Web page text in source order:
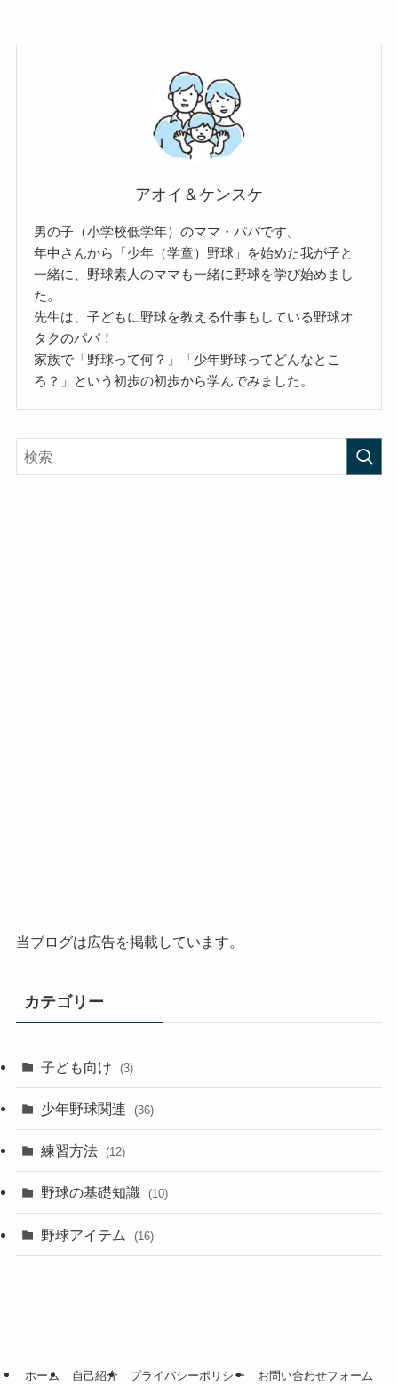
アオイ＆ケンスケ
男の子（小学校低学年）のママ・パパです。
年中さんから「少年（学童）野球」を始めた我が子と
一緒に、野球素人のママも一緒に野球を学び始めまし
た。
先生は、子どもに野球を教える仕事もしている野球オ
タクのパパ！
家族で「野球って何？」「少年野球ってどんなとこ
ろ？」という初歩の初歩から学んでみました。
当ブログは広告を掲載しています。
カテゴリー
子ども向け (3)
少年野球関連 (36)
練習方法 (12)
野球の基礎知識 (10)
野球アイテム (16)
ホーム 自己紹介 プライバシーポリシー お問い合わせフォーム